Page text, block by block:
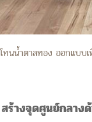
นน้ำตาลทอง ออกแบบ
ร้างจุดศูนย์กลาง